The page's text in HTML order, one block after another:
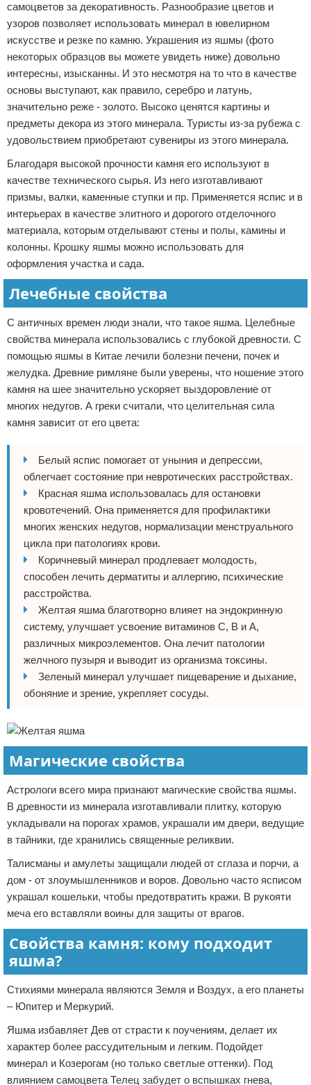
самоцветов за декоративность. Разнообразие цветов и
узоров позволяет использовать минерал в ювелирном
искусстве и резке по камню. Украшения из яшмы (фото
некоторых образцов вы можете увидеть ниже) довольно
интересны, изысканны. И это несмотря на то что в качестве
основы выступают, как правило, серебро и латунь,
значительно реже - золото. Высоко ценятся картины и
предметы декора из этого минерала. Туристы из-за рубежа с
удовольствием приобретают сувениры из этого минерала.
Благодаря высокой прочности камня его используют в
качестве технического сырья. Из него изготавливают
призмы, валки, каменные ступки и пр. Применяется яспис и в
интерьерах в качестве элитного и дорогого отделочного
материала, которым отделывают стены и полы, камины и
колонны. Крошку яшмы можно использовать для
оформления участка и сада.
Лечебные свойства
С античных времен люди знали, что такое яшма. Целебные
свойства минерала использовались с глубокой древности. С
помощью яшмы в Китае лечили болезни печени, почек и
желудка. Древние римляне были уверены, что ношение этого
камня на шее значительно ускоряет выздоровление от
многих недугов. А греки считали, что целительная сила
камня зависит от его цвета:
Белый яспис помогает от уныния и депрессии,
облегчает состояние при невротических расстройствах.
Красная яшма использовалась для остановки
кровотечений. Она применяется для профилактики
многих женских недугов, нормализации менструального
цикла при патологиях крови.
Коричневый минерал продлевает молодость,
способен лечить дерматиты и аллергию, психические
расстройства.
Желтая яшма благотворно влияет на эндокринную
систему, улучшает усвоение витаминов С, В и А,
различных микроэлементов. Она лечит патологии
желчного пузыря и выводит из организма токсины.
Зеленый минерал улучшает пищеварение и дыхание,
обоняние и зрение, укрепляет сосуды.
Магические свойства
Астрологи всего мира признают магические свойства яшмы.
В древности из минерала изготавливали плитку, которую
укладывали на порогах храмов, украшали им двери, ведущие
в тайники, где хранились священные реликвии.
Талисманы и амулеты защищали людей от сглаза и порчи, а
дом - от злоумышленников и воров. Довольно часто ясписом
украшал кошельки, чтобы предотвратить кражи. В рукояти
меча его вставляли воины для защиты от врагов.
Свойства камня: кому подходит
яшма?
Стихиями минерала являются Земля и Воздух, а его планеты
– Юпитер и Меркурий.
Яшма избавляет Дев от страсти к поучениям, делает их
характер более рассудительным и легким. Подойдет
минерал и Козерогам (но только светлые оттенки). Под
влиянием самоцвета Телец забудет о вспышках гнева,